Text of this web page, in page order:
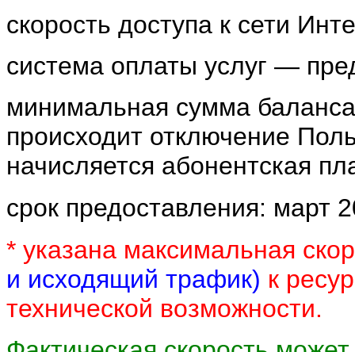
скорость доступа к сети
система оплаты услуг —
минимальная сумма
происходит отключение
начисляется абонентская
срок предоставления: март
* указана максимальная
и исходящий трафик) к
технической возможности.